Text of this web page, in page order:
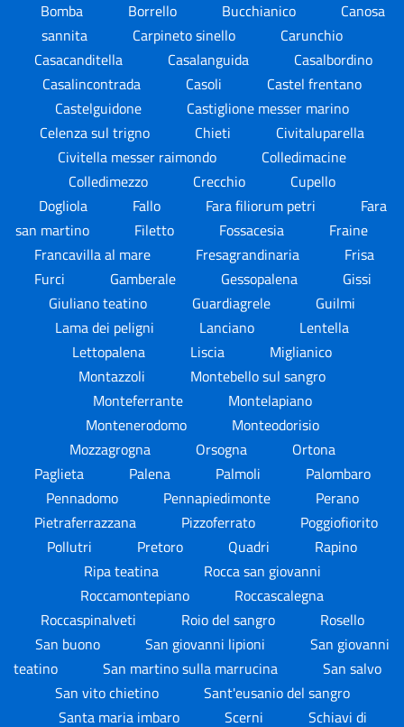
Bomba
Borrello Bucchianico
Canosa
sannita
Carpineto sinello
Carunchio
Casacanditella
Casalanguida
Casalbordino
Casalincontrada
Casoli
Castel frentano
Castelguidone
Castiglione messer marino
Celenza sul trigno
Chieti
Civitaluparella
Civitella messer raimondo
Colledimacine
Colledimezzo
Crecchio
Cupello
Dogliola
Fallo Fara filiorum petri
Fara
san martino
Filetto Fossacesia
Fraine
Francavilla al mare
Fresagrandinaria
Frisa
Furci
Gamberale Gessopalena
Gissi
Giuliano teatino
Guardiagrele
Guilmi
Lama dei peligni
Lanciano
Lentella
Lettopalena
Liscia
Miglianico
Montazzoli
Montebello sul sangro
Monteferrante
Montelapiano
Montenerodomo
Monteodorisio
Mozzagrogna
Orsogna
Ortona
Paglieta
Palena Palmoli
Palombaro
Pennadomo
Pennapiedimonte
Perano
Pietraferrazzana
Pizzoferrato
Poggiofiorito
Pollutri
Pretoro Quadri
Rapino
Ripa teatina
Rocca san giovanni
Roccamontepiano
Roccascalegna
Roccaspinalveti
Roio del sangro
Rosello
San buono
San giovanni lipioni
San giovanni
teatino
San martino sulla marrucina
San salvo
San vito chietino
Sant'eusanio del sangro
Santa maria imbaro
Scerni
Schiavi di